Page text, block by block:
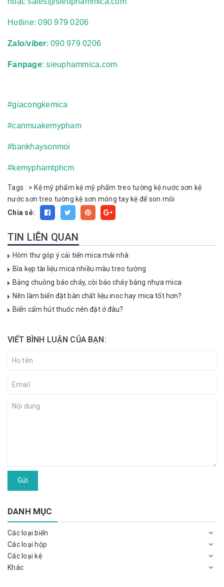
Hotline:090 979 0206
Zalo/viber: 090 979 0206
Fanpage: sieuphammica.com
#giacongkemica
#canmuakemypham
#bankhaysonmoi
#kemyphamtphcm
Tags : > Kệ mỹ phẩm kệ mỹ phẩm treo tường kệ nước sơn kệ
nước sơn treo tường kệ sơn móng tay kệ để son môi
Chia sẻ:
TIN LIÊN QUAN
Hòm thư góp ý cải tiến mica mái nhà
Bìa kẹp tài liệu mica nhiều màu treo tường
Bảng chuông báo cháy, còi báo cháy bằng nhựa mica
Nên làm biển đặt bàn chất liệu inoc hay mica tốt hơn?
Biển cấm hút thuốc nên đặt ở đâu?
VIẾT BÌNH LUẬN CỦA BẠN:
Gửi
DANH MỤC
Các loại biển
Các loại hộp
Các loại kệ
Khác